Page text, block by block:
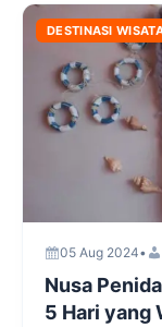
dari tarian
lomba-lomba
masyarakat.
DESTINASI
05 Aug 2024•
Nusa
5 Hari yang